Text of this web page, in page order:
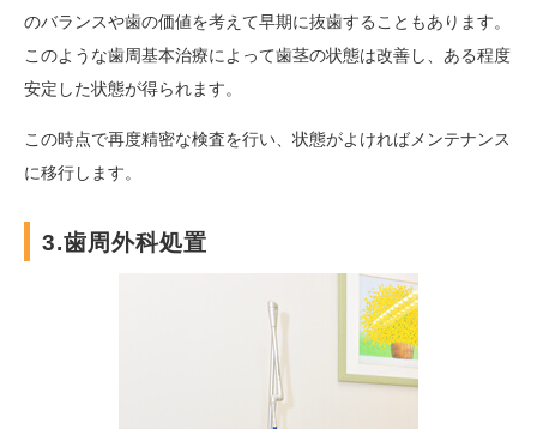
のバランスや歯の価値を考えて早期に抜歯することもあります。
このような歯周基本治療によって歯茎の状態は改善し、ある程度
安定した状態が得られます。
この時点で再度精密な検査を行い、状態がよければメンテナンス
に移行します。
3.歯周外科処置